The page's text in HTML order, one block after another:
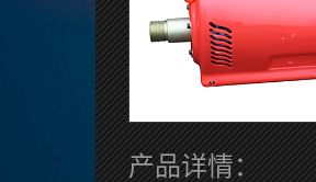
产品详情：